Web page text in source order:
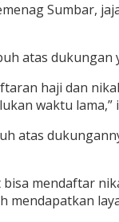
Sumbar,
atas dukungan
haji dan
waktu lama,”
atas
mendaftar
mendapatkan